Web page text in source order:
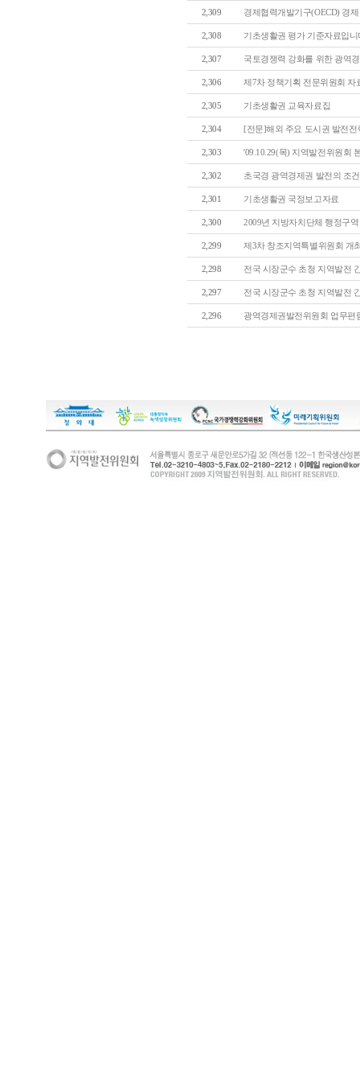
2,309 경제협력개발기구(OECD) 경
2,308 기초생활권 평가 기준자료입니
2,307 국토경쟁력 강화를 위한 광역
2,306 제7차 정책기획 전문위원회 자
2,305 기초생활권 교육자료집
2,304 [전문]해외 주요 도시권 발전전
2,303 '09.10.29(목) 지역발전위원회
2,302 초국경 광역경제권 발전의 조
2,301 기초생활권 국정보고자료
2,300 2009년 지방자치단체 행정구
2,299 제3차 창조지역특별위원회 개
2,298 전국 시장군수 초청 지역발전
2,297 전국 시장군수 초청 지역발전
2,296 광역경제권발전위원회 업무편